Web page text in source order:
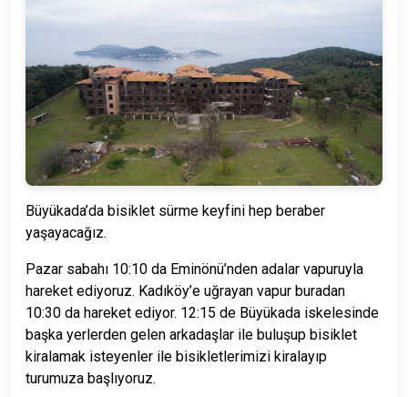
Büyükada’da bisiklet sürme keyfini hep beraber
yaşayacağız.
Pazar sabahı 10:10 da Eminönü’nden adalar vapuruyla
hareket ediyoruz. Kadıköy’e uğrayan vapur buradan
10:30 da hareket ediyor. 12:15 de Büyükada iskelesinde
başka yerlerden gelen arkadaşlar ile buluşup bisiklet
kiralamak isteyenler ile bisikletlerimizi kiralayıp
turumuza başlıyoruz.